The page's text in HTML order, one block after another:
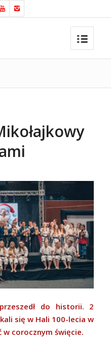
do historii. 2
się w Hali 100-lecia w
w corocznym święcie.